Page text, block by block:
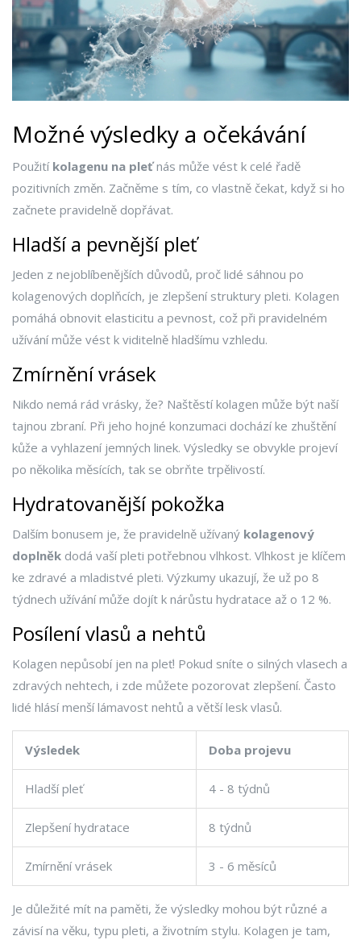
Možné výsledky a očekávání
Použití kolagenu na pleťnás může vést k celé řadě
pozitivních změn. Začněme s tím, co vlastně čekat, když si ho
začnete pravidelně dopřávat.
Hladší a pevnější pleť
Jeden z nejoblíbenějších důvodů, proč lidé sáhnou po
kolagenových doplňcích, je zlepšení struktury pleti. Kolagen
pomáhá obnovit elasticitu a pevnost, což při pravidelném
užívání může vést k viditelně hladšímu vzhledu.
Zmírnění vrásek
Nikdo nemá rád vrásky, že? Naštěstí kolagen může být naší
tajnou zbraní. Při jeho hojné konzumaci dochází ke zhuštění
kůže a vyhlazení jemných linek. Výsledky se obvykle projeví
po několika měsících, tak se obrňte trpělivostí.
Hydratovanější pokožka
Dalším bonusem je, že pravidelně užívaný kolagenový
doplněk dodá vaší pleti potřebnou vlhkost. Vlhkost je klíčem
ke zdravé a mladistvé pleti. Výzkumy ukazují, že už po 8
týdnech užívání může dojít k nárůstu hydratace až o 12 %.
Posílení vlasů a nehtů
Kolagen nepůsobí jen na pleť! Pokud sníte o silných vlasech a
zdravých nehtech, i zde můžete pozorovat zlepšení. Často
lidé hlásí menší lámavost nehtů a větší lesk vlasů.
Výsledek Doba projevu
Hladší pleť 4 - 8 týdnů
Zlepšení hydratace 8 týdnů
Zmírnění vrásek 3 - 6 měsíců
Je důležité mít na paměti, že výsledky mohou být různé a
závisí na věku, typu pleti, a životním stylu. Kolagen je tam,